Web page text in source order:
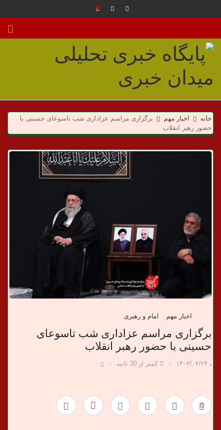
م
ی
د
ی
خانه اخبار مهم
برگزاری مراسم عزاداری شب تاسوعای حسینی با
حضور رهبر انقلاب
اخبار مهم امام و رهبری
برگزاری مراسم عزاداری شب تاسوعای
حسینی با حضور رهبر انقلاب
، ۱۴۰۳/۰۴/۲۴ کمتر از 30 ثانیه ۰
0